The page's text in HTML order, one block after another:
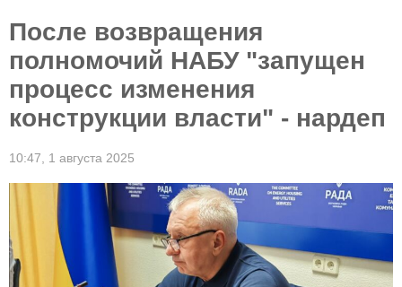
После возвращения
полномочий НАБУ "запущен
процесс изменения
конструкции власти" - нардеп
10:47, 1 августа 2025